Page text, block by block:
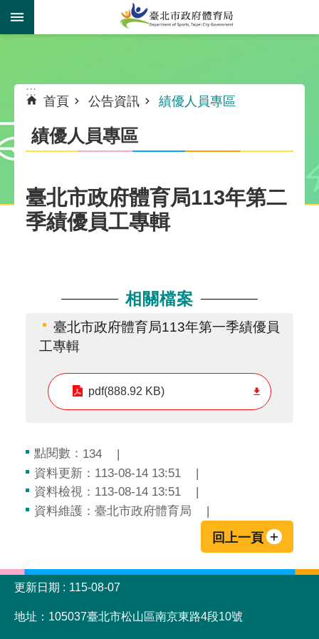
跳到主要內容區塊
:::
首頁 公告資訊 績優人員專區
績優人員專區
臺北市政府體育局113年第二
季績優員工專輯
相關檔案
臺北市政府體育局113年第一季績優員
工專輯
pdf(888.92 KB)
點閱數： 134
資料更新：113-08-14 13:51
資料檢視：113-08-14 13:51
資料維護：臺北市政府體育局
回上一頁
:::
更新日期
115-08-07
地址：105037臺北市松山區南京東路4段10號